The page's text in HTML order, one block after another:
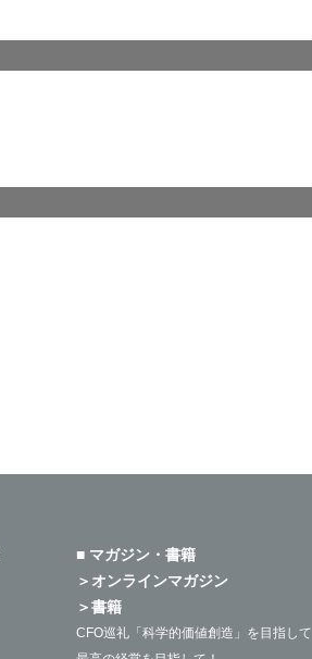
■ マガジン・書籍
＞オンラインマガジン
＞書籍
CFO巡礼「科学的価値創造」を目指して